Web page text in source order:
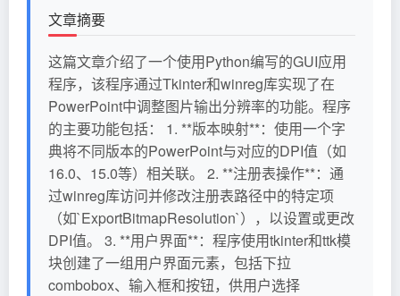
文章摘要
这篇文章介绍了一个使用Python编写的GUI应用
程序，该程序通过Tkinter和winreg库实现了在
PowerPoint中调整图片输出分辨率的功能。程序
的主要功能包括： 1. **版本映射**：使用一个字
典将不同版本的PowerPoint与对应的DPI值（如
16.0、15.0等）相关联。 2. **注册表操作**：通
过winreg库访问并修改注册表路径中的特定项
（如`ExportBitmapResolution`），以设置或更改
DPI值。 3. **用户界面**：程序使用tkinter和ttk模
块创建了一组用户界面元素，包括下拉
combobox、输入框和按钮，供用户选择